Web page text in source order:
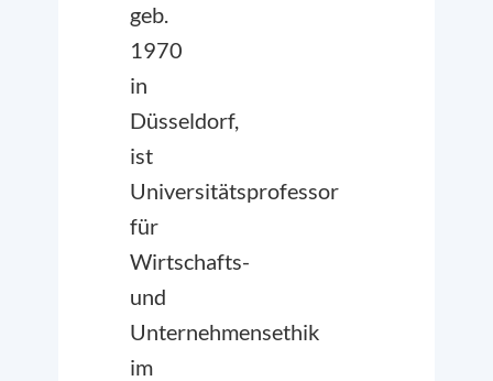
geb.
1970
in
Düsseldorf,
ist
Universitätsprofessor
für
Wirtschafts-
und
Unternehmensethik
im